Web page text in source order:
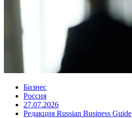
Бизнес
Россия
27.07.2026
Редакция Russian Business Guide